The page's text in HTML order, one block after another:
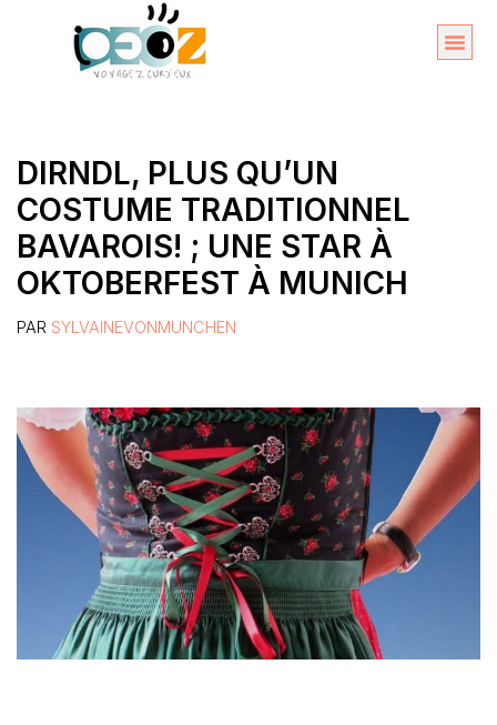
DIRNDL, PLUS QU’UN
COSTUME TRADITIONNEL
BAVAROIS! ; UNE STAR À
OKTOBERFEST À MUNICH
PAR SYLVAINEVONMUNCHEN